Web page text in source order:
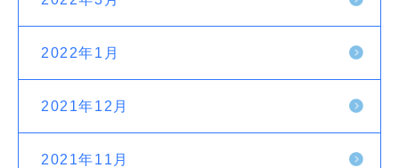
2022年1月
2021年12月
2021年11月